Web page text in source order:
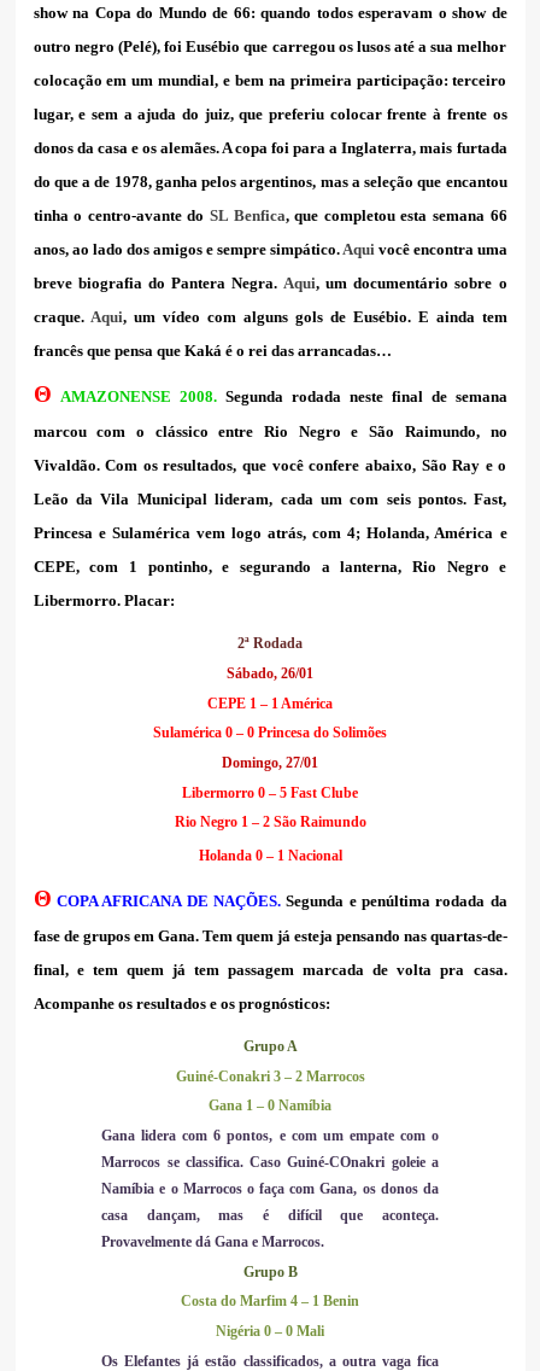
show na Copa do Mundo de 66: quando todos esperavam o show de
outro negro (Pelé), foi Eusébio que carregou os lusos até a sua melhor
colocação em um mundial, e bem na primeira participação: terceiro
lugar, e sem a ajuda do juiz, que preferiu colocar frente à frente os
donos da casa e os alemães. A copa foi para a Inglaterra, mais furtada
do que a de 1978, ganha pelos argentinos, mas a seleção que encantou
tinha o centro-avante do SL Benfica, que completou esta semana 66
anos, ao lado dos amigos e sempre simpático.Aquivocê encontra uma
breve biografia do Pantera Negra. Aqui, um documentário sobre o
craque. Aqui, um vídeo com alguns gols de Eusébio. E ainda tem
francês que pensa que Kaká é o rei das arrancadas…
Θ AMAZONENSE 2008. Segunda rodada neste final de semana
marcou com o clássico entre Rio Negro e São Raimundo, no
Vivaldão. Com os resultados, que você confere abaixo, São Ray e o
Leão da Vila Municipal lideram, cada um com seis pontos. Fast,
Princesa e Sulamérica vem logo atrás, com 4; Holanda, América e
CEPE, com 1 pontinho, e segurando a lanterna, Rio Negro e
Libermorro. Placar:
2ª Rodada
Sábado, 26/01
CEPE 1 – 1 América
Sulamérica 0 – 0 Princesa do Solimões
Domingo, 27/01
Libermorro 0 – 5 Fast Clube
Rio Negro 1 – 2 São Raimundo
Holanda 0 – 1 Nacional
Θ COPA AFRICANA DE NAÇÕES.Segunda e penúltima rodada da
fase de grupos em Gana. Tem quem já esteja pensando nas quartas-de-
final, e tem quem já tem passagem marcada de volta pra casa.
Acompanhe os resultados e os prognósticos:
Grupo A
Guiné-Conakri 3 – 2 Marrocos
Gana 1 – 0 Namíbia
Gana lidera com 6 pontos, e com um empate com o
Marrocos se classifica. Caso Guiné-COnakri goleie a
Namíbia e o Marrocos o faça com Gana, os donos da
casa dançam, mas é difícil que aconteça.
Provavelmente dá Gana e Marrocos.
Grupo B
Costa do Marfim 4 – 1 Benin
Nigéria 0 – 0 Mali
Os Elefantes já estão classificados, a outra vaga fica